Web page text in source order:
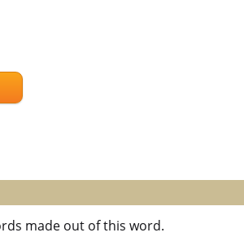
made out of this word.